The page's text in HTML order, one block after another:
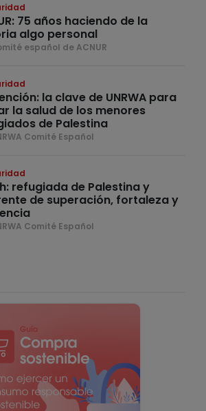
75 años haciendo de la
algo personal
español de ACNUR
la clave de UNRWA para
la salud de los menores
de Palestina
Comité Español
refugiada de Palestina y
de superación, fortaleza y
Comité Español